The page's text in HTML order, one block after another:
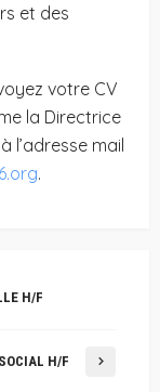
et des
votre CV
la Directrice
l’adresse mail
.
H/F
H/F